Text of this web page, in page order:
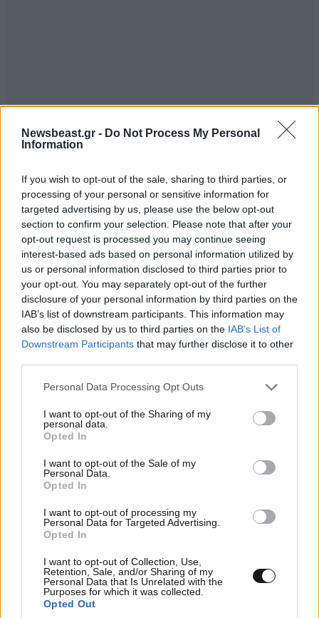
Newsbeast.gr - Do Not Process My Personal
Information
If you wish to opt-out of the sale, sharing to third parties, or
processing of your personal or sensitive information for
targeted advertising by us, please use the below opt-out
section to confirm your selection. Please note that after your
opt-out request is processed you may continue seeing
interest-based ads based on personal information utilized by
us or personal information disclosed to third parties prior to
your opt-out. You may separately opt-out of the further
disclosure of your personal information by third parties on the
IAB’s list of downstream participants. This information may
also be disclosed by us to third parties on the IAB’s List of
Downstream Participants that may further disclose it to other
Please note that this website/app uses one or more Google
not limited to your visit or usage behaviour. You may click to
grant or deny consent to Google and its third-party tags to
use your data for below specified purposes in below Google
consent section.
Personal Data Processing Opt Outs
I want to opt-out of the Sharing of my
personal data.
Opted In
I want to opt-out of the Sale of my
Personal Data.
Opted In
I want to opt-out of processing my
Personal Data for Targeted Advertising.
Opted In
I want to opt-out of Collection, Use,
Retention, Sale, and/or Sharing of my
Personal Data that Is Unrelated with the
Purposes for which it was collected.
Opted Out
Dim Kent
γεμίσει με καμιά 50ριά φιλαράκια του, οι οποίοι θα [...]
ξύνουν με γκασμά και θα διώχνουν βέβαια όλους
αυτούς που θέλουν να γυρίσουν ταινία στην Ελλάδα,
κάτι που έκαναν πάντα, με τελευταίο παράδειγμα την
νέα ταινία του Bourne με τον Mat Damon, η οποία
τελικά γυρίστηκε στην Τενερίφη.
Απαντήστε
υπηρεσία να χετε να διορίζετε κομματόσκυλα...
TRENDING